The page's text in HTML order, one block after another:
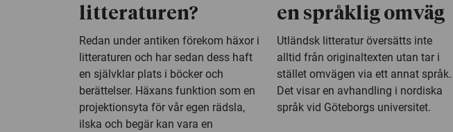
litteraturen?
Redan under antiken förekom häxor i
litteraturen och har sedan dess haft
en självklar plats i böcker och
berättelser. Häxans funktion som en
projektionsyta för vår egen rädsla,
ilska och begär kan vara en
en språklig omväg
Utländsk litteratur översätts inte
alltid från originaltexten utan tar i
stället omvägen via ett annat språk.
Det visar en avhandling i nordiska
språk vid Göteborgs universitet.